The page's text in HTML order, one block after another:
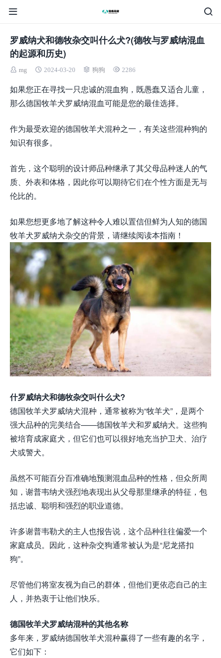
罗威纳犬和德牧杂交叫什么犬?(德牧与罗威纳混血
的起源和历史)
mg 2024-03-20 狗狗 2286
如果您正在寻找一只忠诚的混血狗，既愚蠢又适合儿童，
那么德国牧羊犬罗威纳混血可能是您的最佳选择。
作为最受欢迎的德国牧羊犬混种之一，有关这些混种狗的
知识有很多。
首先，这个聪明的设计师品种继承了其父母品种迷人的气
质、外表和体格，因此你可以期待它们在个性方面是无与
伦比的。
如果您想更多地了解这种令人难以置信但鲜为人知的德国
牧羊犬罗威纳犬杂交的背景，请继续阅读本指南！
什罗威纳犬和德牧杂交叫什么犬?
德国牧羊犬罗威纳犬混种，通常被称为“牧羊犬”，是两个
强大品种的完美结合——德国牧羊犬和罗威纳犬。这些狗
被培育成家庭犬，但它们也可以很好地充当护卫犬、治疗
犬或警犬。
虽然不可能百分百准确地预测混血品种的性格，但众所周
知，谢普韦纳犬强烈地表现出从父母那里继承的特征，包
括忠诚、聪明和强烈的职业道德。
许多谢普韦勒犬的主人也报告说，这个品种往往偏爱一个
家庭成员。因此，这种杂交狗通常被认为是“尼龙搭扣
狗”。
尽管他们将室友视为自己的群体，但他们更依恋自己的主
人，并热衷于让他们快乐。
德国牧羊犬罗威纳混种的其他名称
多年来，罗威纳德国牧羊犬混种赢得了一些有趣的名字，
它们如下：